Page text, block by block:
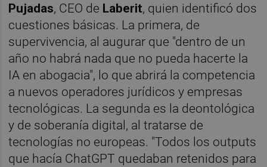
Pujadas, CEO de Laberit, quien identificó dos
cuestiones básicas. La primera, de
supervivencia, al augurar que "dentro de un
año no habrá nada que no pueda hacerte la
IA en abogacia", lo que abrirá la competencia
a nuevos operadores jurídicos y empresas
tecnológicas. La segunda es la deontológica
y de soberanía digital, al tratarse de
tecnologías no europeas. "Todos los outputs
que hacía ChatGPT quedaban retenidos para